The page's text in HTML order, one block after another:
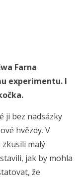
Farna
experimentu. I
ji bez nadsázky
hvězdy. V
malý
jak by mohla
že